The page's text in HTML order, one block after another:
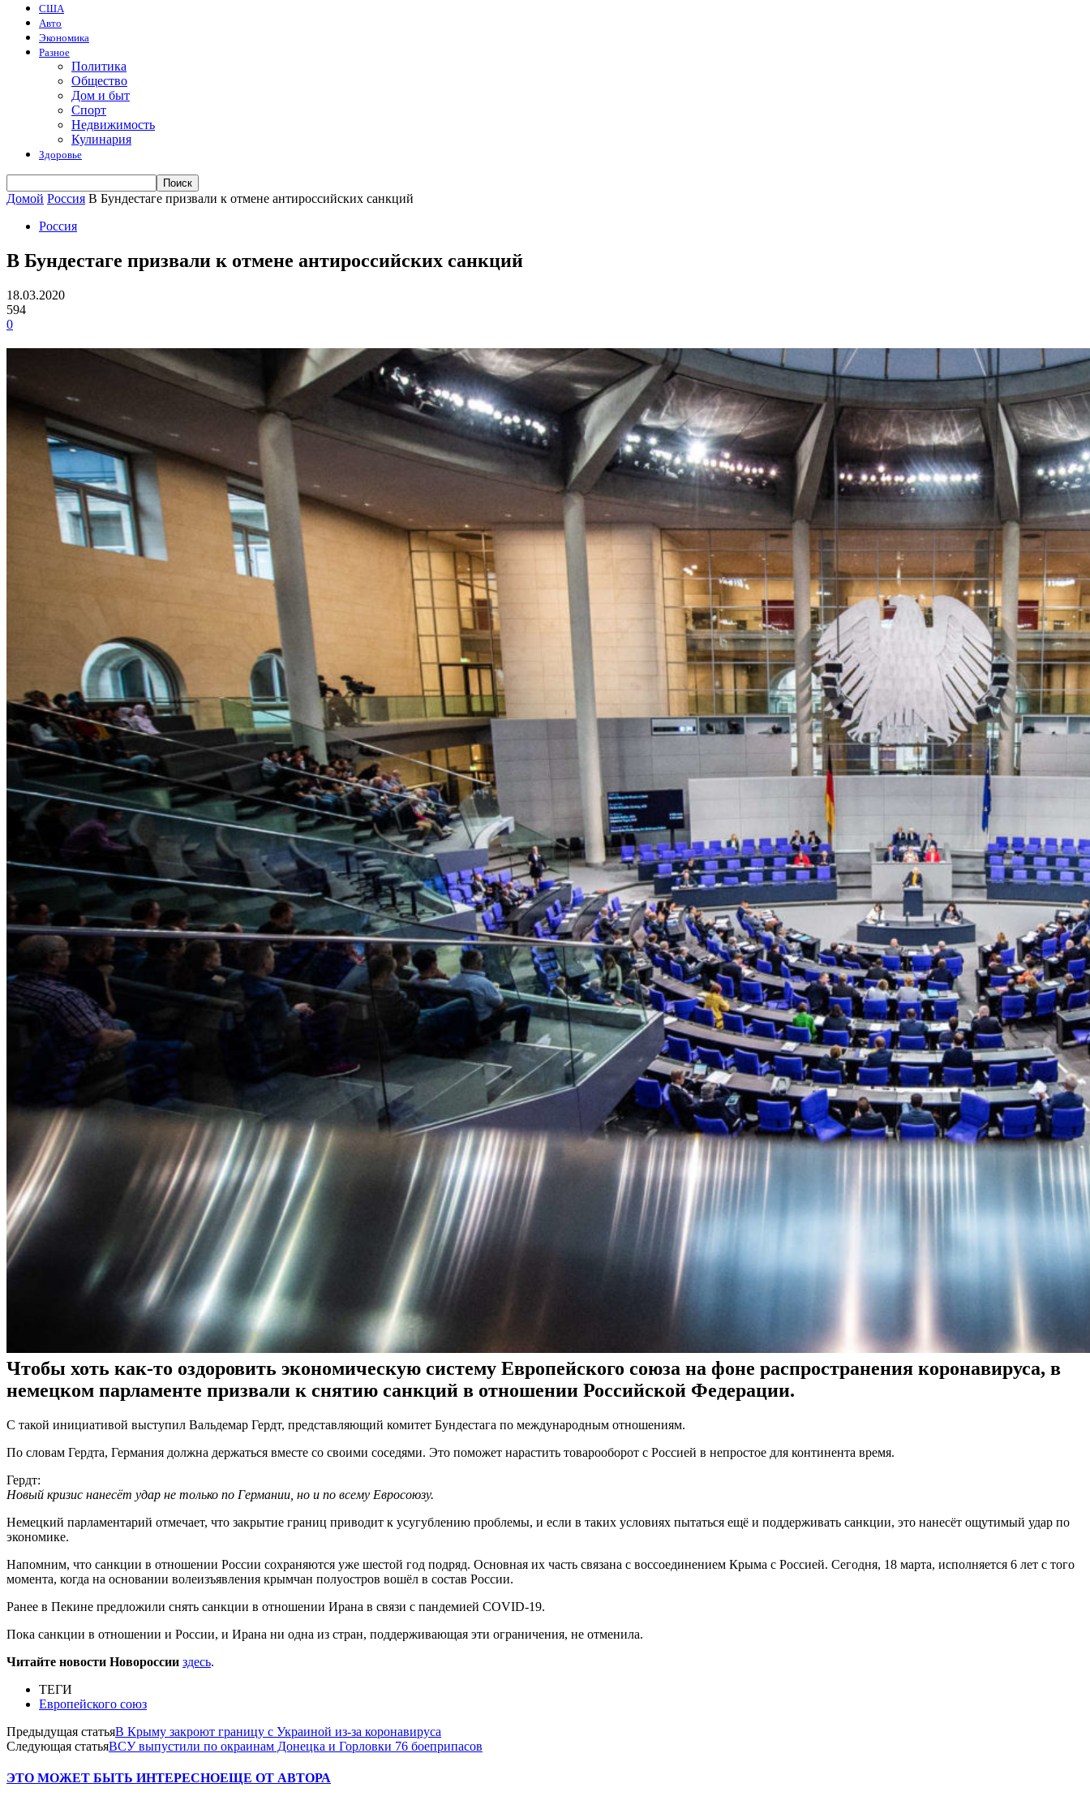
США
Авто
Экономика
Разное
Политика
Общество
Дом и быт
Спорт
Недвижимость
Кулинария
Здоровье
Домой Россия В Бундестаге призвали к отмене антироссийских санкций
Россия
В Бундестаге призвали к отмене антироссийских санкций
18.03.2020
594
0
Чтобы хоть как-то оздоровить экономическую систему Европейского союза на фоне распространения коронавируса, в
немецком парламенте призвали к снятию санкций в отношении Российской Федерации.
С такой инициативой выступил Вальдемар Гердт, представляющий комитет Бундестага по международным отношениям.
По словам Гердта, Германия должна держаться вместе со своими соседями. Это поможет нарастить товарооборот с Россией в непростое для континента время.
Гердт:
Новый кризис нанесёт удар не только по Германии, но и по всему Евросоюзу.
Немецкий парламентарий отмечает, что закрытие границ приводит к усугублению проблемы, и если в таких условиях пытаться ещё и поддерживать санкции, это нанесёт ощутимый удар по
экономике.
Напомним, что санкции в отношении России сохраняются уже шестой год подряд. Основная их часть связана с воссоединением Крыма с Россией. Сегодня, 18 марта, исполняется 6 лет с того
момента, когда на основании волеизъявления крымчан полуостров вошёл в состав России.
Ранее в Пекине предложили снять санкции в отношении Ирана в связи с пандемией COVID-19.
Пока санкции в отношении и России, и Ирана ни одна из стран, поддерживающая эти ограничения, не отменила.
Читайте новости Новороссии здесь.
ТЕГИ
Европейского союз
Предыдущая статьяВ Крыму закроют границу с Украиной из-за коронавируса
Следующая статьяВСУ выпустили по окраинам Донецка и Горловки 76 боеприпасов
ЭТО МОЖЕТ БЫТЬ ИНТЕРЕСНОЕЩЕ ОТ АВТОРА